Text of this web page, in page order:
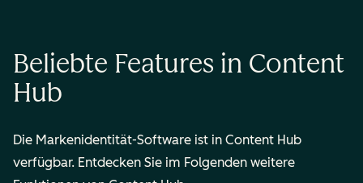
Beliebte Features in Content
Hub
Die Markenidentität-Software ist in Content Hub
verfügbar. Entdecken Sie im Folgenden weitere